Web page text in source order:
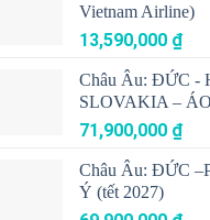
Vietnam Airline)
13,590,000 ₫
Châu Âu: ĐỨC -
SLOVAKIA –
71,900,000 ₫
Châu Âu: ĐỨC
Ý (tết 2027)